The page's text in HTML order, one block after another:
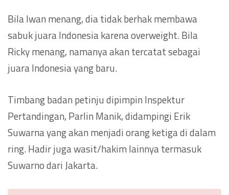
Bila Iwan menang, dia tidak berhak membawa
sabuk juara Indonesia karena overweight. Bila
Ricky menang, namanya akan tercatat sebagai
juara Indonesia yang baru.
Timbang badan petinju dipimpin Inspektur
Pertandingan, Parlin Manik, didampingi Erik
Suwarna yang akan menjadi orang ketiga di dalam
ring. Hadir juga wasit/hakim lainnya termasuk
Suwarno dari Jakarta.